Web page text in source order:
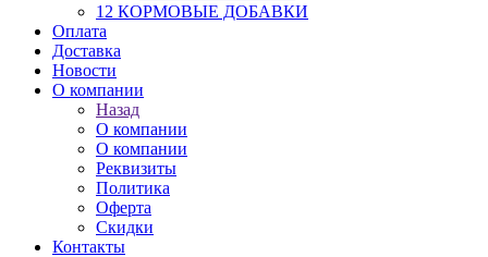
12 КОРМОВЫЕ ДОБАВКИ
Оплата
Доставка
Новости
О компании
Назад
О компании
О компании
Реквизиты
Политика
Оферта
Скидки
Контакты